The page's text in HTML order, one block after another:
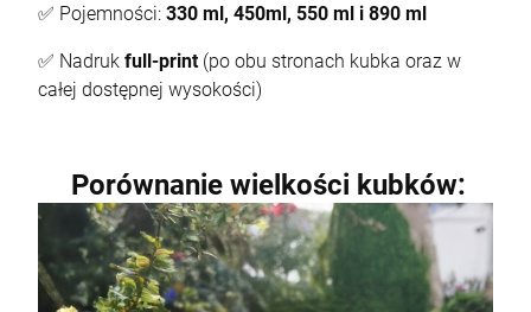
✅ Pojemności: 330 ml, 450ml, 550 ml i 890 ml
✅ Nadruk full-print (po obu stronach kubka oraz w
całej dostępnej wysokości)
Porównanie wielkości kubków: